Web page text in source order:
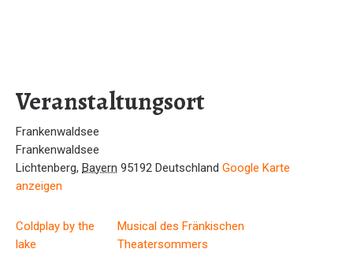
Veranstaltungsort
Frankenwaldsee
Frankenwaldsee
Lichtenberg, Bayern 95192 Deutschland Google Karte
anzeigen
Coldplay by the
lake
Musical des Fränkischen
Theatersommers